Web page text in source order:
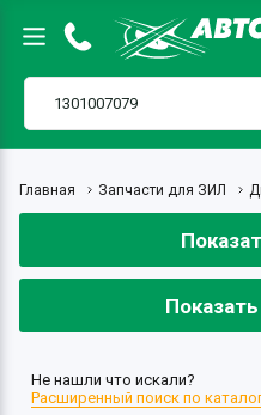
Главная Запчасти для ЗИЛ
Не нашли что искали?
Расширенный поиск по